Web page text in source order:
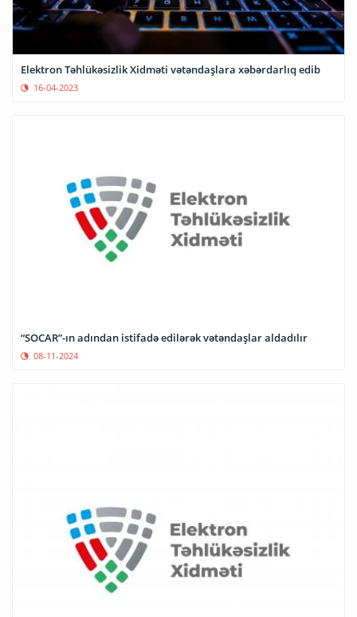
Elektron Təhlükəsizlik Xidməti vətəndaşlara xəbərdarlıq edib
16-04-2023
“SOCAR”-ın adından istifadə edilərək vətəndaşlar aldadılır
08-11-2024